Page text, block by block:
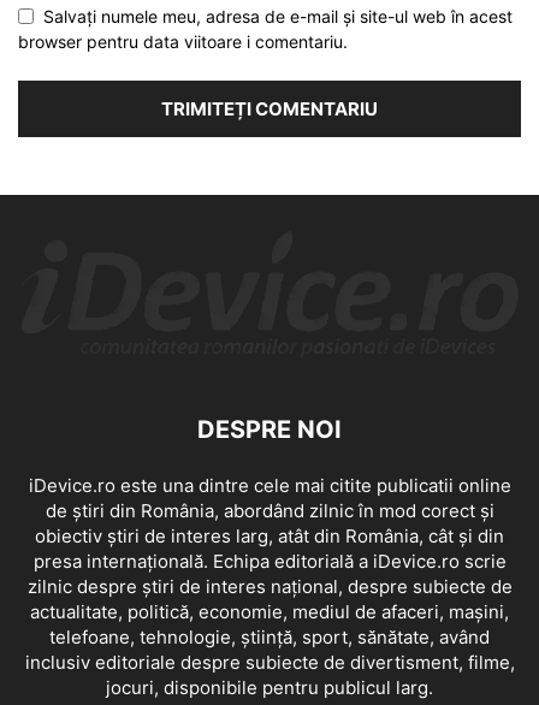
Salvați numele meu, adresa de e-mail și site-ul web în acest
browser pentru data viitoare i comentariu.
DESPRE NOI
iDevice.ro este una dintre cele mai citite publicatii online
de știri din România, abordând zilnic în mod corect și
obiectiv știri de interes larg, atât din România, cât și din
presa internațională. Echipa editorială a iDevice.ro scrie
zilnic despre știri de interes național, despre subiecte de
actualitate, politică, economie, mediul de afaceri, mașini,
telefoane, tehnologie, știință, sport, sănătate, având
inclusiv editoriale despre subiecte de divertisment, filme,
jocuri, disponibile pentru publicul larg.